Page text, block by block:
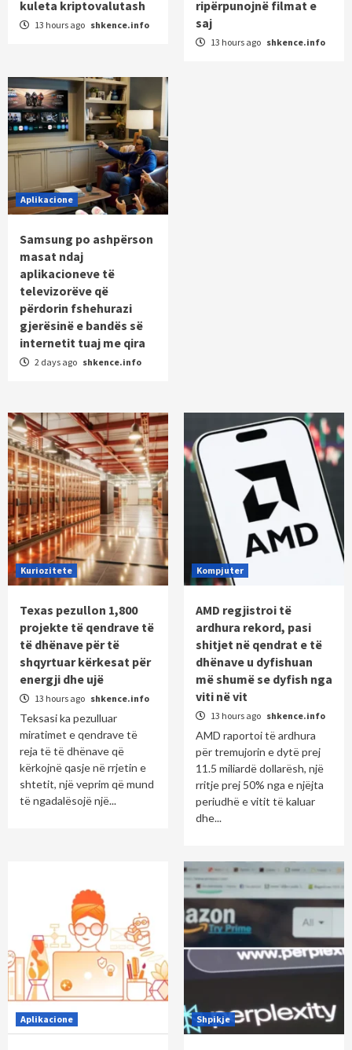
kuleta kriptovalutash
13 hours ago shkence.info
ripërpunojnë filmat e
saj
13 hours ago shkence.info
Aplikacione
Samsung po ashpërson
masat ndaj
aplikacioneve të
televizorëve që
përdorin fshehurazi
gjerësinë e bandës së
internetit tuaj me qira
2 days ago shkence.info
Kuriozitete
Texas pezullon 1,800
projekte të qendrave të
të dhënave për të
shqyrtuar kërkesat për
energji dhe ujë
13 hours ago shkence.info
Teksasi ka pezulluar
miratimet e qendrave të
reja të të dhënave që
kërkojnë qasje në rrjetin e
shtetit, një veprim që mund
të ngadalësojë një...
Kompjuter
AMD regjistroi të
ardhura rekord, pasi
shitjet në qendrat e të
dhënave u dyfishuan
më shumë se dyfish nga
viti në vit
13 hours ago shkence.info
AMD raportoi të ardhura
për tremujorin e dytë prej
11.5 miliardë dollarësh, një
rritje prej 50% nga e njëjta
periudhë e vitit të kaluar
dhe...
Aplikacione Shpikje